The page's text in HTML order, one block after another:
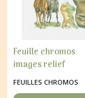
Feuille chromos
images relief
découpage collage
CHEVAUX 7199
FEUILLES CHROMOS